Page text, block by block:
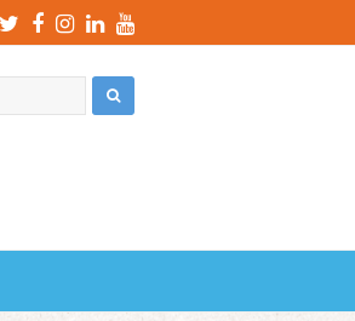
Twitter
Profile
Facebook
Profile
Instagram
Profile
LinkedIn
Profile
Youtube
Profile